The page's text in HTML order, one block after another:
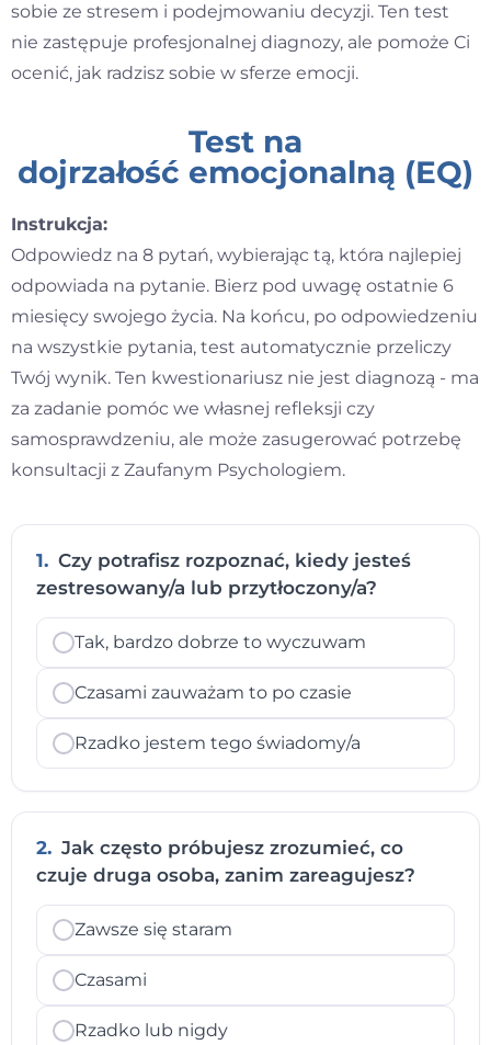
Dołącz do portalu
sobie ze stresem i podejmowaniu decyzji. Ten test
nie zastępuje profesjonalnej diagnozy, ale pomoże Ci
ocenić, jak radzisz sobie w sferze emocji.
Test na
dojrzałość emocjonalną (EQ)
Instrukcja:
Odpowiedz na 8 pytań, wybierając tą, która najlepiej
odpowiada na pytanie. Bierz pod uwagę ostatnie 6
miesięcy swojego życia. Na końcu, po odpowiedzeniu
na wszystkie pytania, test automatycznie przeliczy
Twój wynik. Ten kwestionariusz nie jest diagnozą - ma
za zadanie pomóc we własnej refleksji czy
samosprawdzeniu, ale może zasugerować potrzebę
konsultacji z Zaufanym Psychologiem.
1. Czy potrafisz rozpoznać, kiedy jesteś
zestresowany/a lub przytłoczony/a?
Tak, bardzo dobrze to wyczuwam
Czasami zauważam to po czasie
Rzadko jestem tego świadomy/a
2. Jak często próbujesz zrozumieć, co
czuje druga osoba, zanim zareagujesz?
Zawsze się staram
Czasami
Rzadko lub nigdy